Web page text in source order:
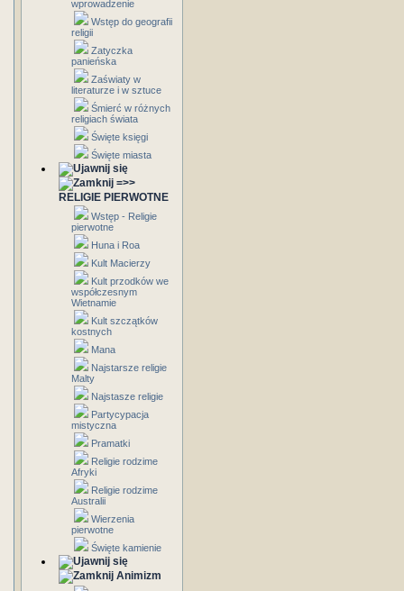
wprowadzenie
Wstęp do geografii
religii
Zatyczka
panieńska
Zaświaty w
literaturze i w sztuce
Śmierć w różnych
religiach świata
Święte księgi
Święte miasta
=>>
RELIGIE PIERWOTNE
Wstęp - Religie
pierwotne
Huna i Roa
Kult Macierzy
Kult przodków we
współczesnym
Wietnamie
Kult szczątków
kostnych
Mana
Najstarsze religie
Malty
Najstasze religie
Partycypacja
mistyczna
Pramatki
Religie rodzime
Afryki
Religie rodzime
Australii
Wierzenia
pierwotne
Święte kamienie
Animizm